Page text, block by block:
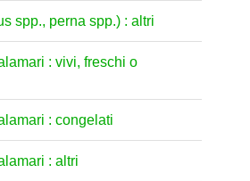
spp., perna spp.) : altri
: vivi, freschi o
: congelati
: altri